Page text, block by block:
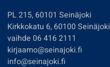
PL 215, 60101 Seinäjoki
Kirkkokatu 6, 60100 Seinäjoki
vaihde 06 416 2111
kirjaamo@seinajoki.fi
info@seinajoki.fi